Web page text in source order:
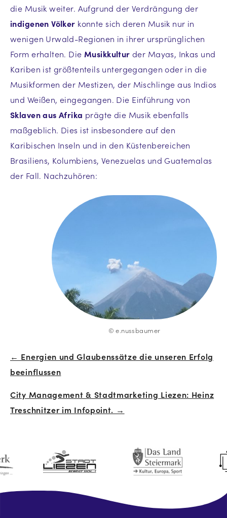
die Musik weiter. Aufgrund der Verdrängung der
indigenen Völker konnte sich deren Musik nur in
wenigen Urwald-Regionen in ihrer ursprünglichen
Form erhalten. Die Musikkultur der Mayas, Inkas und
Kariben ist größtenteils untergegangen oder in die
Musikformen der Mestizen, der Mischlinge aus Indios
und Weißen, eingegangen. Die Einführung von
Sklaven aus Afrika prägte die Musik ebenfalls
maßgeblich. Dies ist insbesondere auf den
Karibischen Inseln und in den Küstenbereichen
Brasiliens, Kolumbiens, Venezuelas und Guatemalas
der Fall. Nachzuhören:
© e.nussbaumer
Beitrags-
← Energien und Glaubenssätze die unseren Erfolg
beeinflussen
City Management & Stadtmarketing Liezen: Heinz
Treschnitzer im Infopoint. →